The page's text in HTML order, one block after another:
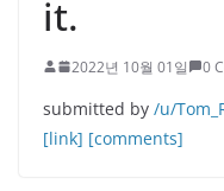
it.
2022년 10월 01일 0
submitted by /u/
[link] [comments]